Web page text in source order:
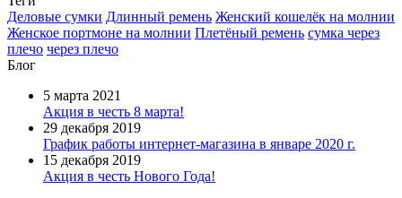
Деловые сумки Длинный ремень Женский кошелёк на молнии
Женское портмоне на молнии Плетёный ремень сумка через
плечо через плечо
Блог
5 марта 2021
Акция в честь 8 марта!
29 декабря 2019
График работы интернет-магазина в январе 2020 г.
15 декабря 2019
Акция в честь Нового Года!